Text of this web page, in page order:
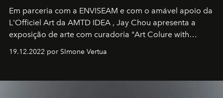
Em parceria com a ENVISEAM e com o amável apoio da
L'Officiel Art da AMTD IDEA , Jay Chou apresenta a
exposição de arte com curadoria "Art Colure with
19.12.2022 por SImone Vertua